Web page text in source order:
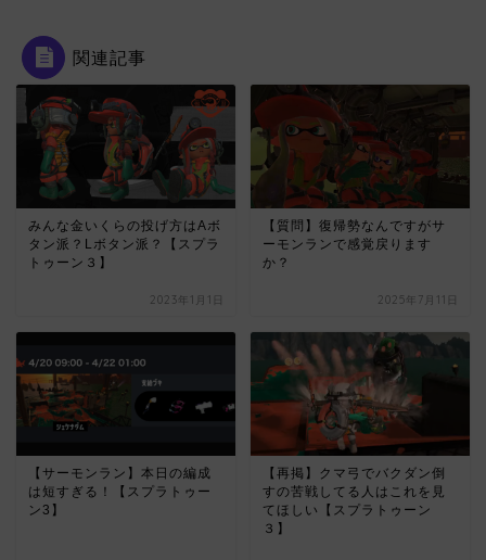
関連記事
みんな金いくらの投げ方はAボ
タン派？Lボタン派？【スプラ
トゥーン３】
2023年1月1日
【質問】復帰勢なんですがサ
ーモンランで感覚戻ります
か？
2025年7月11日
【サーモンラン】本日の編成
は短すぎる！【スプラトゥー
ン3】
【再掲】クマ弓でバクダン倒
すの苦戦してる人はこれを見
てほしい【スプラトゥーン
３】